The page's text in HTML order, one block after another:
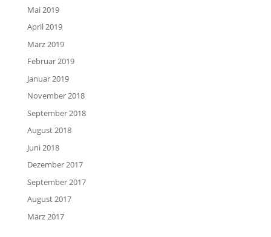
Mai 2019
April 2019
März 2019
Februar 2019
Januar 2019
November 2018
September 2018
August 2018
Juni 2018
Dezember 2017
September 2017
August 2017
März 2017